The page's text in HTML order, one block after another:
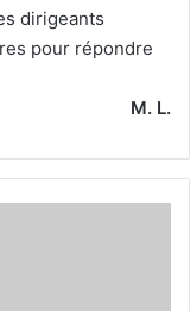
dirigeants
pour répondre
M. L.